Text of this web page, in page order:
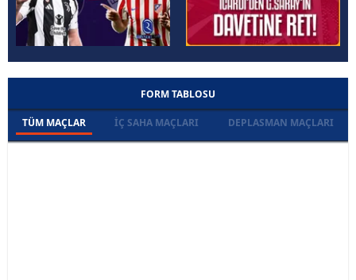
FORM TABLOSU
TÜM MAÇLAR İÇ SAHA MAÇLARI DEPLASMAN MAÇLARI